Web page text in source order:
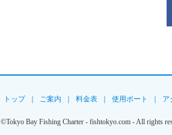
トップ ご案内 料金表 使用ボート ア
©Tokyo Bay Fishing Charter - fishtokyo.com - All rights